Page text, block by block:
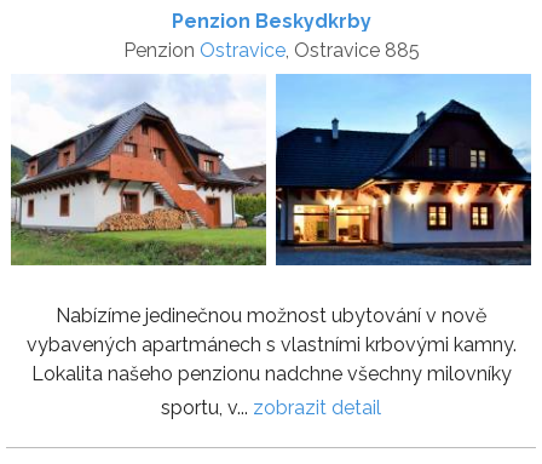
Penzion Beskydkrby
Penzion Ostravice, Ostravice 885
Nabízíme jedinečnou možnost ubytování v nově
vybavených apartmánech s vlastními krbovými kamny.
Lokalita našeho penzionu nadchne všechny milovníky
sportu, v... zobrazit detail